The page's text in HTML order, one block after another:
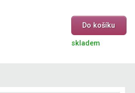
Do košíku
skladem